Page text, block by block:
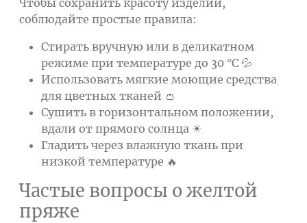
Чтобы сохранить красоту изделий,
соблюдайте простые правила:
Стирать вручную или в деликатном
режиме при температуре до 30 °C 💦
Использовать мягкие моющие средства
для цветных тканей 👛
Сушить в горизонтальном положении,
вдали от прямого солнца ☀
Гладить через влажную ткань при
низкой температуре 🔥
Частые вопросы о желтой
пряже